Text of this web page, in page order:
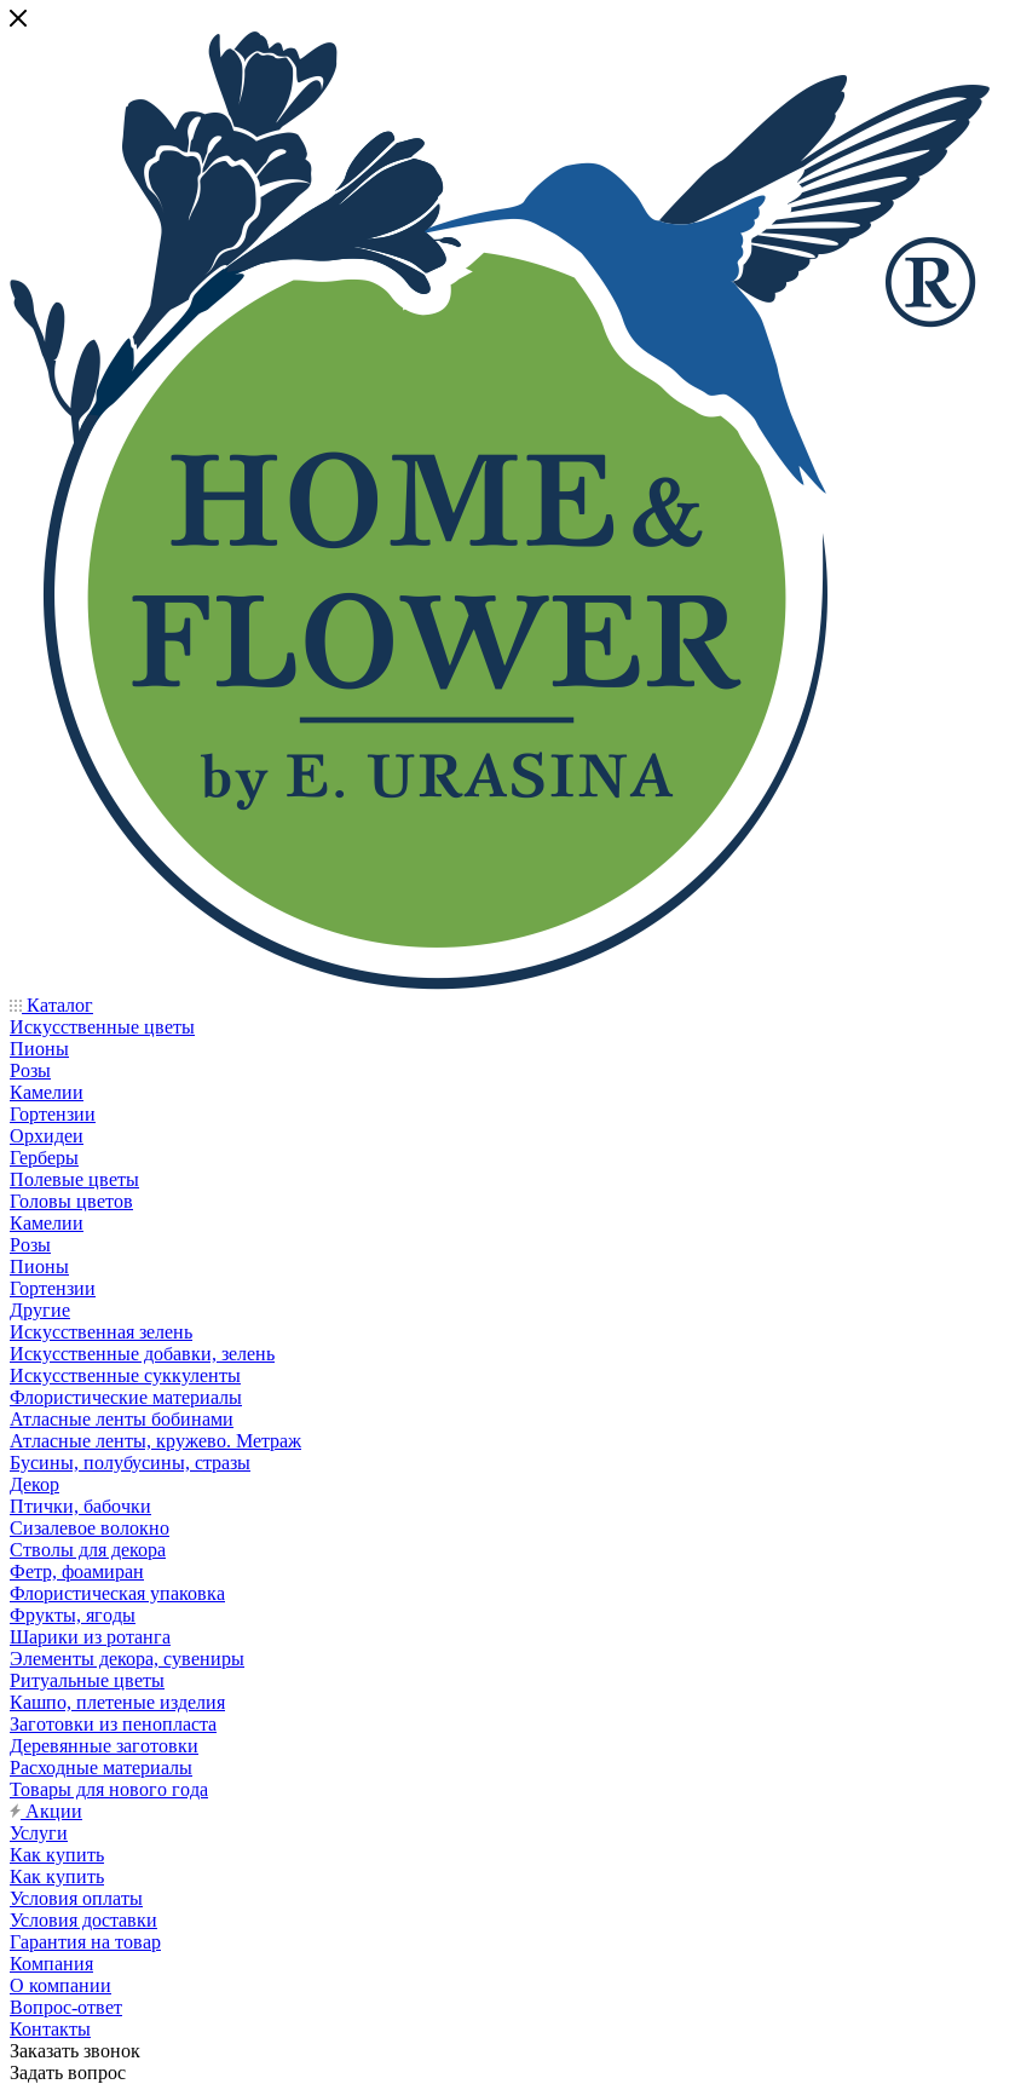
Каталог
Искусственные цветы
Пионы
Розы
Камелии
Гортензии
Орхидеи
Герберы
Полевые цветы
Головы цветов
Камелии
Розы
Пионы
Гортензии
Другие
Искусственная зелень
Искусственные добавки, зелень
Искусственные суккуленты
Флористические материалы
Атласные ленты бобинами
Атласные ленты, кружево. Метраж
Бусины, полубусины, стразы
Декор
Птички, бабочки
Сизалевое волокно
Стволы для декора
Фетр, фоамиран
Флористическая упаковка
Фрукты, ягоды
Шарики из ротанга
Элементы декора, сувениры
Ритуальные цветы
Кашпо, плетеные изделия
Заготовки из пенопласта
Деревянные заготовки
Расходные материалы
Товары для нового года
Акции
Услуги
Как купить
Как купить
Условия оплаты
Условия доставки
Гарантия на товар
Компания
О компании
Вопрос-ответ
Контакты
Заказать звонок
Задать вопрос